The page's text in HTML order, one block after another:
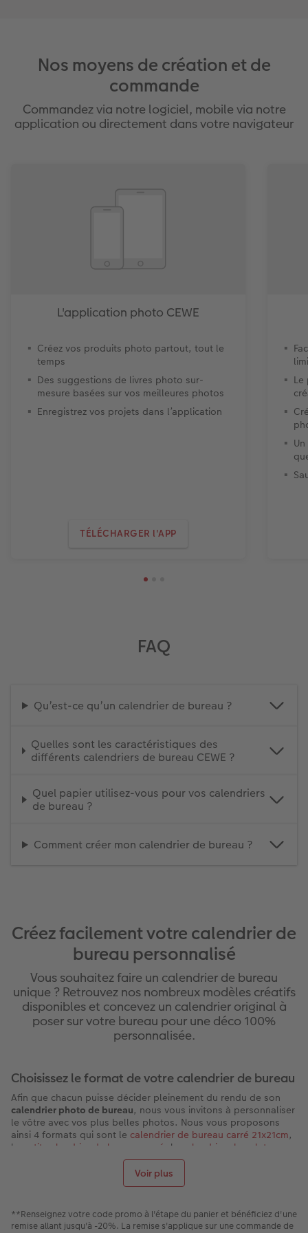
Nos moyens de création et de
commande
Commandez via notre logiciel, mobile via notre
application ou directement dans votre navigateur
L'application photo CEWE
Créez vos produits photo partout, tout le
temps
Des suggestions de livres photo sur-
mesure basées sur vos meilleures photos
Enregistrez vos projets dans l’application
TÉLÉCHARGER l'APP
Le
FAQ
Qu’est-ce qu’un calendrier de bureau ?
Quelles sont les caractéristiques des
différents calendriers de bureau CEWE ?
Quel papier utilisez-vous pour vos calendriers
de bureau ?
Comment créer mon calendrier de bureau ?
Créez facilement votre calendrier de
bureau personnalisé
Vous souhaitez faire un calendrier de bureau
unique ? Retrouvez nos nombreux modèles créatifs
disponibles et concevez un calendrier original à
poser sur votre bureau pour une déco 100%
personnalisée.
Voir plus
Choisissez le format de votre calendrier de bureau
Afin que chacun puisse décider pleinement du rendu de son
calendrier photo de bureau, nous vous invitons à personnaliser
le vôtre avec vos plus belles photos. Nous vous proposons
ainsi 4 formats qui sont le calendrier de bureau carré 21x21cm,
le
petit calendrier de bureau carré , le
calendrier chevalet
ainsi que lecalendrier de bureau avec support
, idéal pour des photos en mode panorama. Ces formats
sont très différents les uns des autres, ils vous permettent de
souhaitez profiter jour après jour.
Personnalisez très facilement votre calendrier
**Renseignez votre code promo à l'étape du panier et bénéficiez d'une
remise allant jusqu'à -20%. La remise s'applique sur une commande de